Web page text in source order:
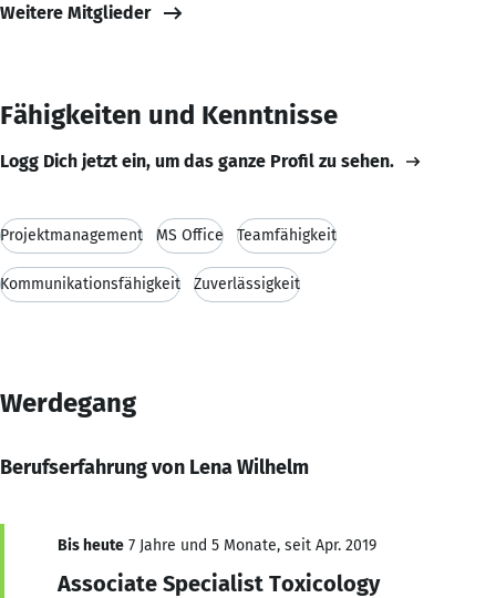
Weitere Mitglieder
Fähigkeiten und Kenntnisse
Logg Dich jetzt ein, um das ganze Profil zu sehen.
Projektmanagement MS Office Teamfähigkeit
Kommunikationsfähigkeit Zuverlässigkeit
Werdegang
Berufserfahrung von Lena Wilhelm
Bis heute 7 Jahre und 5 Monate, seit Apr. 2019
Associate Specialist Toxicology